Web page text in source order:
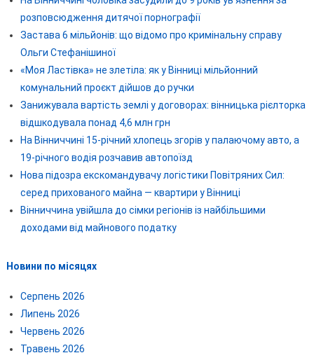
розповсюдження дитячої порнографії
Застава 6 мільйонів: що відомо про кримінальну справу
Ольги Стефанішиної
«Моя Ластівка» не злетіла: як у Вінниці мільйонний
комунальний проєкт дійшов до ручки
Занижувала вартість землі у договорах: вінницька рієлторка
відшкодувала понад 4,6 млн грн
На Вінниччині 15-річний хлопець згорів у палаючому авто, а
19-річного водія розчавив автопоїзд
Нова підозра екскомандувачу логістики Повітряних Сил:
серед прихованого майна — квартири у Вінниці
Вінниччина увійшла до сімки регіонів із найбільшими
доходами від майнового податку
Новини по місяцях
Серпень 2026
Липень 2026
Червень 2026
Травень 2026